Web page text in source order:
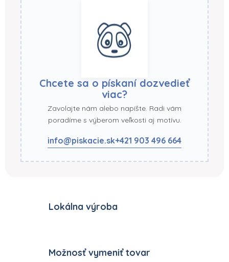
Chcete sa o pískaní dozvedieť
viac?
Zavolajte nám alebo napíšte. Radi vám
poradíme s výberom veľkosti aj motívu.
info@piskacie.sk+421 903 496 664
Lokálna výroba
Možnosť vymeniť tovar